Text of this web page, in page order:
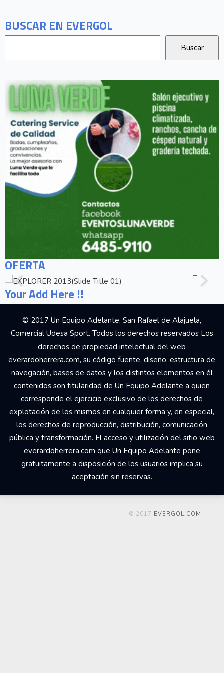
BUSCAR EN EVERGOL
OFERTA
Your Add Here !!
© 2017 Un Equipo Adelante, San Rafael de Alajuela,
Comercial Udesa Sport. Todos los derechos reservados Los
derechos de propiedad intelectual del web
everardoherrera.com, su código fuente, diseño, estructura de
navegación, bases de datos y los distintos elementos en él
contenidos son titularidad de Un Equipo Adelante a quien
corresponde el ejercicio exclusivo de los derechos de
explotación de los mismos en cualquier forma y, en especial,
los derechos de reproducción, distribución, comunicación
pública y transformación. El acceso y utilización del sitio web
everardoherrera.com que Un Equipo Adelante pone
gratuitamente a disposición de los usuarios implica su
aceptación sin reservas.
© 2017 EVERGOL.COM